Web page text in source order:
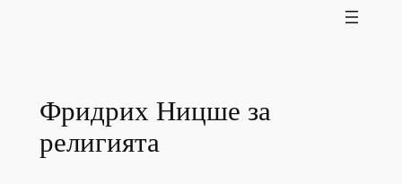
Фридрих Ницше за
религията